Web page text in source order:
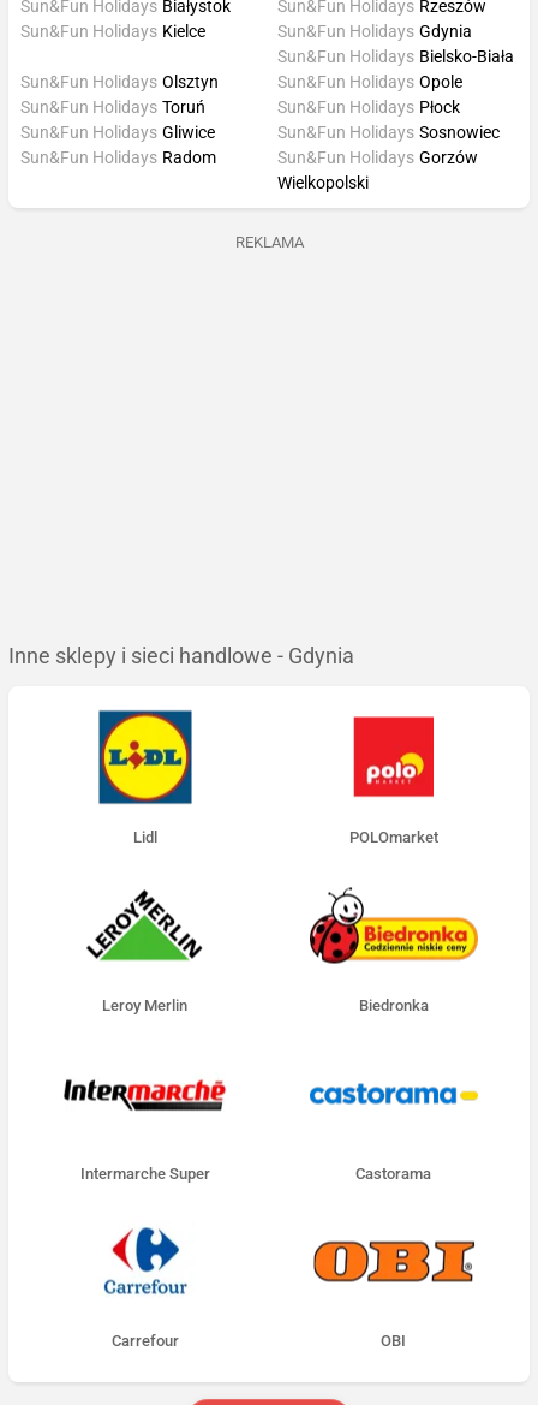
Sun&Fun Holidays Białystok
Sun&Fun Holidays Kielce
Sun&Fun Holidays Rzeszów
Sun&Fun Holidays Gdynia
Sun&Fun Holidays Bielsko-Biała
Sun&Fun Holidays Olsztyn
Sun&Fun Holidays Toruń
Sun&Fun Holidays Gliwice
Sun&Fun Holidays Radom
Sun&Fun Holidays Opole
Sun&Fun Holidays Płock
Sun&Fun Holidays Sosnowiec
Sun&Fun Holidays Gorzów
Wielkopolski
REKLAMA
Inne sklepy i sieci handlowe - Gdynia
Lidl POLOmarket
Leroy Merlin Biedronka
Intermarche Super Castorama
Carrefour OBI